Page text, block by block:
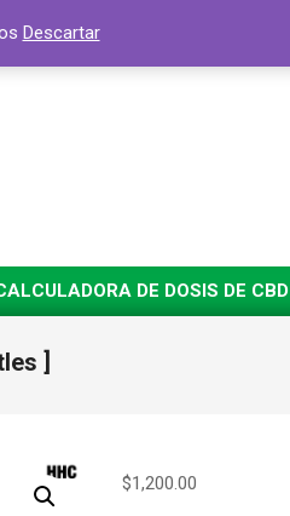
DE DOSIS DE CBD
]
$1,200.00
Descartar